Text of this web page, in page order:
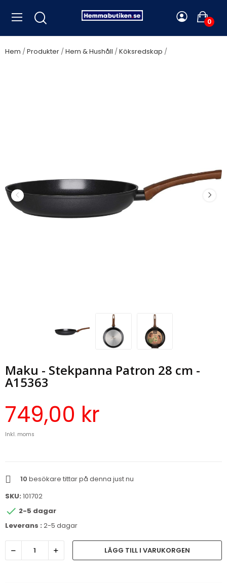
0
Hem Produkter Hem & Hushåll Köksredskap
Maku - Stekpanna Patron 28 cm -
A15363
749,00 kr
Inkl. moms
10 besökare tittar på denna just nu
SKU: 101702
 2-5 dagar
Leverans : 2-5 dagar
LÄGG TILL I VARUKORGEN